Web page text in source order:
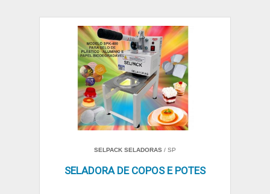
SELPACK SELADORAS / SP
SELADORA DE COPOS E POTES